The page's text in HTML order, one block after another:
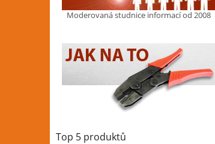
Moderovaná studnice informací od 2008
Top 5 produktů